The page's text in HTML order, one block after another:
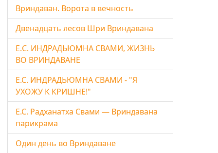
Вриндаван. Ворота в вечность
Двенадцать лесов Шри Вриндавана
Е.C. ИНДРАДЬЮМНА СВАМИ, ЖИЗНЬ
ВО ВРИНДАВАНЕ
Е.С. ИНДРАДЬЮМНА СВАМИ - "Я
УХОЖУ К КРИШНЕ!"
Е.С. Радханатха Свами — Вриндавана
парикрама
Один день во Вриндаване